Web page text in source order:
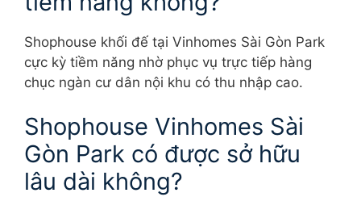
Shophouse khối đế tại Vinhomes Sài Gòn Park
cực kỳ tiềm năng nhờ phục vụ trực tiếp hàng
chục ngàn cư dân nội khu có thu nhập cao.
Shophouse Vinhomes Sài
Gòn Park có được sở hữu
lâu dài không?